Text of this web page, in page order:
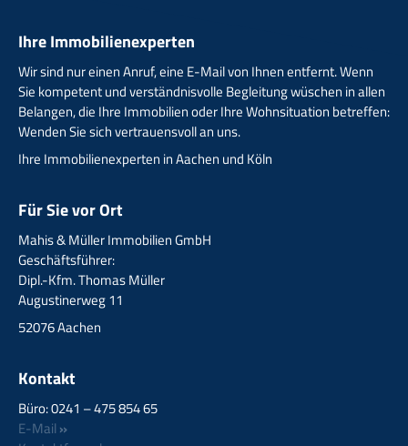
Ihre Immobilienexperten
Wir sind nur einen Anruf, eine E-Mail von Ihnen entfernt. Wenn
Sie kompetent und verständnisvolle Begleitung wüschen in allen
Belangen, die Ihre Immobilien oder Ihre Wohnsituation betreffen:
Wenden Sie sich vertrauensvoll an uns.
Ihre Immobilienexperten in Aachen und Köln
Für Sie vor Ort
Mahis & Müller Immobilien GmbH
Geschäftsführer:
Dipl.-Kfm. Thomas Müller
Augustinerweg 11
52076 Aachen
Kontakt
Büro: 0241 – 475 854 65
E-Mail »